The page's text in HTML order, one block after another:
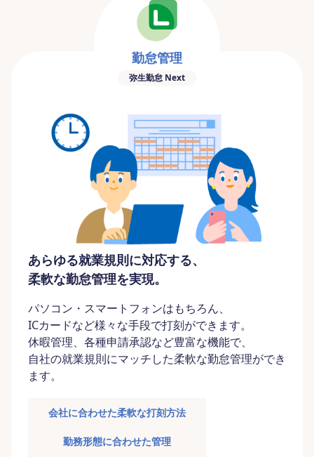
勤怠管理
弥生勤怠 Next
あらゆる就業規則に対応する、
柔軟な勤怠管理を実現。
パソコン・スマートフォンはもちろん、
ICカードなど様々な手段で打刻ができます。
休暇管理、各種申請承認など豊富な機能で、
自社の就業規則にマッチした柔軟な勤怠管理ができ
ます。
会社に合わせた柔軟な打刻方法
勤務形態に合わせた管理